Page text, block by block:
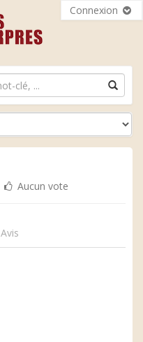
Connexion
Aucun vote
Avis